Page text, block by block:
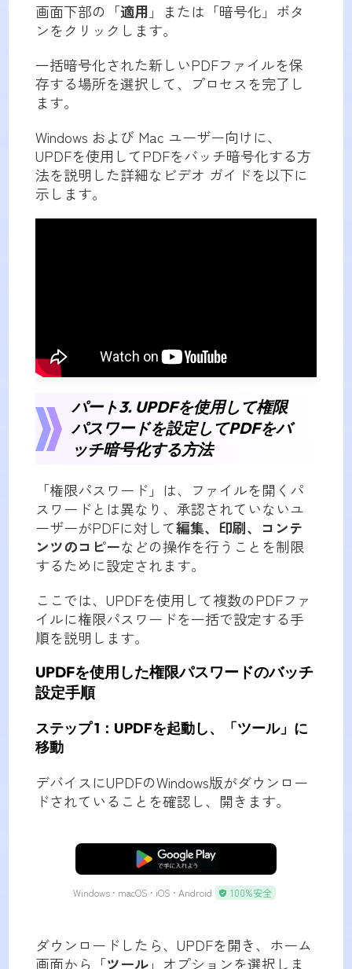
画面下部の「適用 」または「暗号化」ボタ
ンをクリックします。
一括暗号化された新しいPDFファイルを保
存する場所を選択して、プロセスを完了し
ます。
Windows および Mac ユーザー向けに、
UPDFを使用してPDFをバッチ暗号化する方
法を説明した詳細なビデオ ガイドを以下に
示します。
パート3. UPDFを使用して権限
パスワードを設定してPDFをバ
ッチ暗号化する方法
「権限パスワード」は、ファイルを開くパ
スワードとは異なり、承認されていないユ
ーザーがPDFに対して編集、印刷、コンテ
ンツのコピーなどの操作を行うことを制限
するために設定されます。
ここでは、UPDFを使用して複数のPDFファ
イルに権限パスワードを一括で設定する手
順を説明します。
UPDFを使用した権限パスワードのバッチ
設定手順
ステップ 1 ：UPDFを起動し、「ツール」に
移動
デバイスにUPDFのWindows版がダウンロー
ドされていることを確認し、開きます。
無料ダウンロード
Windows • macOS • iOS • Android 100%安全
ダウンロードしたら、UPDFを開き、ホーム
画面から「ツール」オプションを選択しま